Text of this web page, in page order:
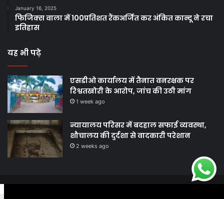
January 16, 2025
फिजिक्स वाला में 100प्रतिशत रैंकअर्जित कर अंकित कान्दू ने रचा
इतिहास
यह भी पढ़े
एसडीओ कार्यालय में तैनात वनरक्षक पर
रिश्वतखोरी के आरोप, जांच की उठी मांग
1 week ago
न्यायालय परिसर में बदहाल सफाई व्यवस्था,
शौचालय की दुर्दशा से वादकारी परेशान
2 weeks ago